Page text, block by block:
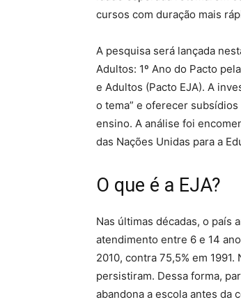
cursos com duração mais
A pesquisa será lançada
Adultos: 1º Ano do Pacto
e Adultos (Pacto EJA). A
o tema” e oferecer
ensino. A análise foi
das Nações Unidas para a
O que é a EJA?
Nas últimas décadas, o país
atendimento entre 6 e 14
2010, contra 75,5% em
persistiram. Dessa forma,
abandona a escola antes da